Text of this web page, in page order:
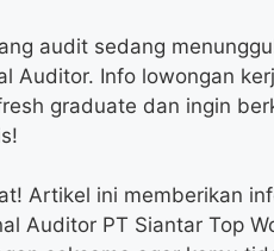
audit sedang
Auditor. Info lowongan
graduate dan ingin
Artikel ini memberikan
Auditor PT Siantar Top